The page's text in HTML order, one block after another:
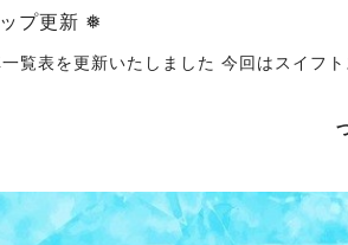
プ更新 ❅
覧表を更新いたしました 今回はスイフト